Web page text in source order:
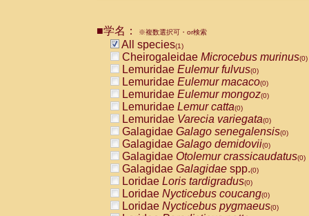
CebidaeCebus nigrivittatus
CebidaeCebus
CebidaeSaimiri boliviensis(0)
CebidaeSaimiri sciureus(0)
AtelidaeAlouatta caraya(0)
AtelidaeAlouatta fusca(0)
AtelidaeAlouatta seniculus
AtelidaeAlouattaspp.(0)
AtelidaeAteles belzebuth(0)
AtelidaeAteles geoffroyi(0)
AtelidaeAteles paniscus(0)
AtelidaeAtelesspp.(0)
Atelidae Lagothrix lagothricha
AtelidaeLagothrix lagothricha cana
PitheciidaeCacajao calvus
■学名： ※複数選択可・or検索
All species(1)
Cheirogaleidae Microcebus murinus(0)
Lemuridae Eulemur fulvus(0)
Lemuridae Eulemur macaco(0)
Lemuridae Eulemur mongoz(0)
Lemuridae Lemur catta(0)
Lemuridae Varecia variegata(0)
Galagidae Galago senegalensis(0)
Galagidae Galago demidovii(0)
Galagidae Otolemur crassicaudatus(0)
Galagidae Galagidae spp.(0)
Loridae Loris tardigradus(0)
Loridae Nycticebus coucang(0)
Loridae Nycticebus pygmaeus(0)